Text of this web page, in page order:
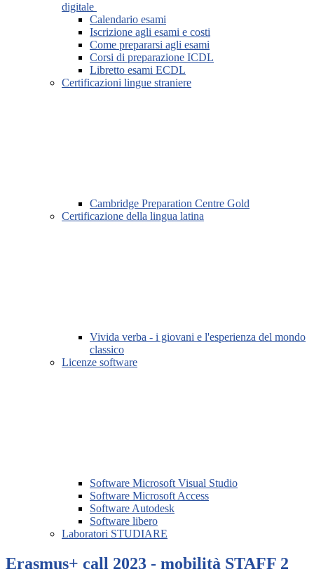
digitale
Calendario esami
Iscrizione agli esami e costi
Come prepararsi agli esami
Corsi di preparazione ICDL
Libretto esami ECDL
Certificazioni lingue straniere
Cambridge Preparation Centre Gold
Certificazione della lingua latina
Vivida verba - i giovani e l'esperienza del mondo
classico
Licenze software
Software Microsoft Visual Studio
Software Microsoft Access
Software Autodesk
Software libero
Laboratori STUDIARE
Erasmus+ call 2023 - mobilità STAFF 2